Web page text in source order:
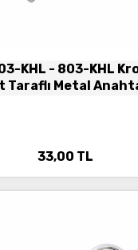
KHL - 803-KHL
Taraflı Metal
33,00 TL